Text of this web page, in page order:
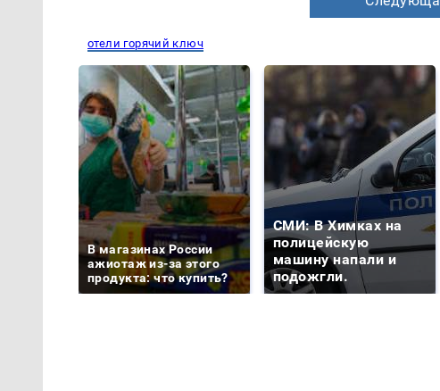
отели горячий ключ
В магазинах России
ажиотаж из-за этого
продукта: что купить?
СМИ: В Химках на
полицейскую
машину напали и
подожгли.